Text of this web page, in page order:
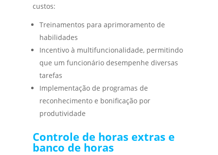
custos:
Treinamentos para aprimoramento de
habilidades
Incentivo à multifuncionalidade, permitindo
que um funcionário desempenhe diversas
tarefas
Implementação de programas de
reconhecimento e bonificação por
produtividade
Controle de horas extras e
banco de horas